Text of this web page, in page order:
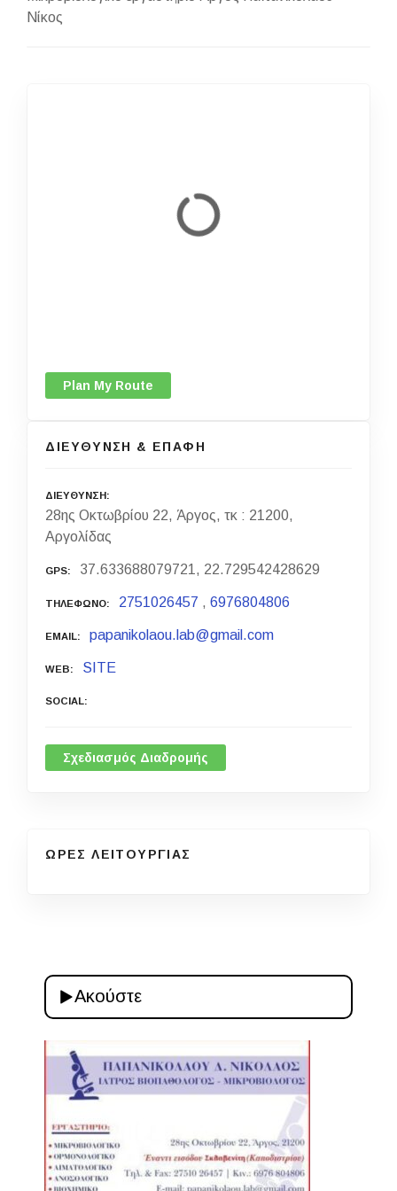
Νίκος
Plan My Route
ΔΙΕΥΘΥΝΣΗ & ΕΠΑΦΗ
ΔΙΕΥΘΥΝΣΗ
28ης Οκτωβρίου 22, Άργος, τκ : 21200,
Αργολίδας
GPS 37.633688079721, 22.729542428629
ΤΗΛΕΦΩΝΟ 2751026457 ,6976804806
EMAIL papanikolaou.lab@gmail.com
WEB SITE
SOCIAL
Σχεδιασμός Διαδρομής
ΩΡΕΣ ΛΕΙΤΟΥΡΓΙΑΣ
Ακούστε